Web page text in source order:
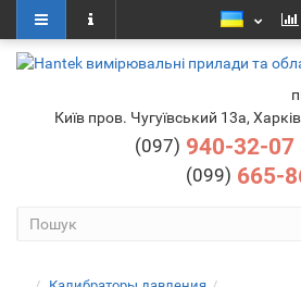
Київ пров. Чугуївський 13а,
(097) 940-32-07
(099) 665-